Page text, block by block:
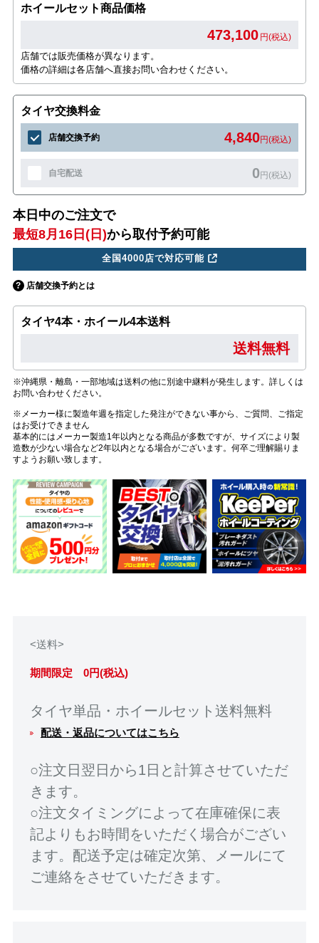
ホイールセット商品価格
473,100 円(税込)
店舗では販売価格が異なります。
価格の詳細は各店舗へ直接お問い合わせください。
タイヤ交換料金
店舗交換予約 4,840円(税込)
自宅配送 0円(税込)
本日中のご注文で
最短8月16日(日)から取付予約可能
全国4000店で対応可能
店舗交換予約とは
タイヤ4本・ホイール4本送料
送料無料
※沖縄県・離島・一部地域は送料の他に別途中継料が発生します。詳しくは
お問い合わせください。
※メーカー様に製造年週を指定した発注ができない事から、ご質問、ご指定
はお受けできません
基本的にはメーカー製造1年以内となる商品が多数ですが、サイズにより製
造数が少ない場合など2年以内となる場合がございます。何卒ご理解賜りま
すようお願い致します。
<送料>
期間限定 0円(税込)
タイヤ単品・ホイールセット送料無料
配送・返品についてはこちら
○注文日翌日から1日と計算させていただ
きます。
○注文タイミングによって在庫確保に表
記よりもお時間をいただく場合がござい
ます。配送予定は確定次第、メールにて
ご連絡をさせていただきます。